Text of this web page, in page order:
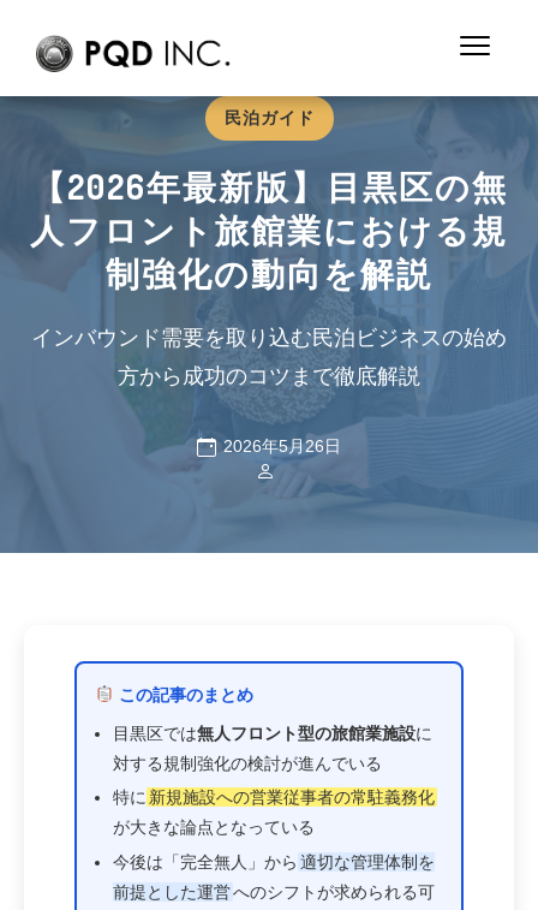
民泊ガイド
【2026年最新版】目黒区の無
人フロント旅館業における規
制強化の動向を解説
インバウンド需要を取り込む民泊ビジネスの始め
方から成功のコツまで徹底解説
2026年5月26日
この記事のまとめ
目黒区では無人フロント型の旅館業施設に
対する規制強化の検討が進んでいる
特に 新規施設への営業従事者の常駐義務化
が大きな論点となっている
今後は「完全無人」から 適切な管理体制を
前提とした運営へのシフトが求められる可